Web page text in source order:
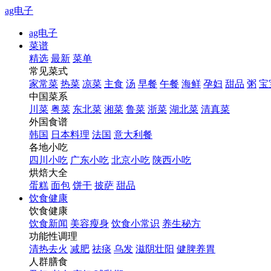
ag电子
ag电子
菜谱
精选 最新 菜单
常见菜式
家常菜 热菜 凉菜 主食 汤 早餐 午餐 海鲜 孕妇 甜品 粥 宝
中国菜系
川菜 粤菜 东北菜 湘菜 鲁菜 浙菜 湖北菜 清真菜
外国食谱
韩国 日本料理 法国 意大利餐
各地小吃
四川小吃 广东小吃 北京小吃 陕西小吃
烘焙大全
蛋糕 面包 饼干 披萨 甜品
饮食健康
饮食健康
饮食新闻 美容瘦身 饮食小常识 养生秘方
功能性调理
清热去火 减肥 祛痰 乌发 滋阴壮阳 健脾养胃
人群膳食